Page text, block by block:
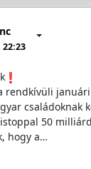
22:23
rendkívüli
családoknak
50
hogy a…